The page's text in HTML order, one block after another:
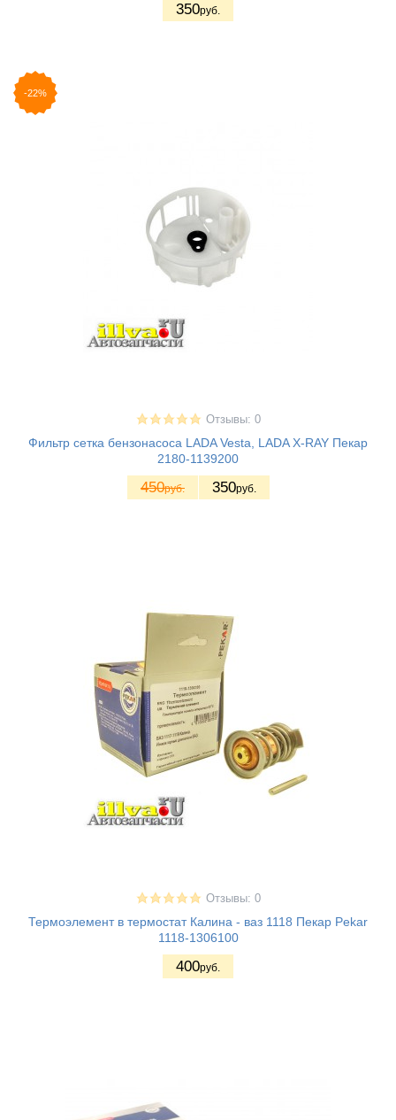
350руб.
-22%
Отзывы: 0
Фильтр сетка бензонасоса LADA Vesta, LADA X-RAY Пекар
2180-1139200
450руб. 350руб.
Отзывы: 0
Термоэлемент в термостат Калина - ваз 1118 Пекар Pekar
1118-1306100
400руб.